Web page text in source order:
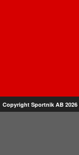
Copyright Sportnik AB 2026